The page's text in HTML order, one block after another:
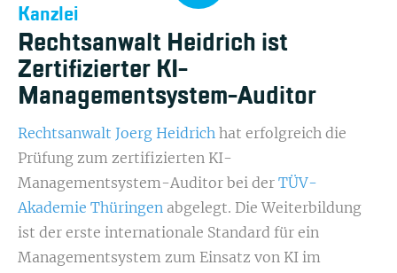
Kanzlei
Rechtsanwalt Heidrich ist
Zertifizierter KI-
Managementsystem-Auditor
Rechtsanwalt Joerg Heidrich hat erfolgreich die
Prüfung zum zertifizierten KI-
Managementsystem-Auditor bei der TÜV-
Akademie Thüringen abgelegt. Die Weiterbildung
ist der erste internationale Standard für ein
Managementsystem zum Einsatz von KI im